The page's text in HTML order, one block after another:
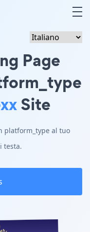
Page
Site
platform_type al tuo
testa.